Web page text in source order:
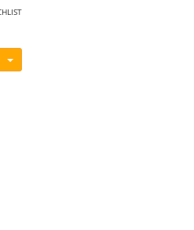
Menü ein-/ausblenden